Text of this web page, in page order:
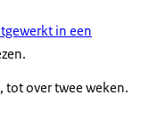
in een
tot over twee weken.